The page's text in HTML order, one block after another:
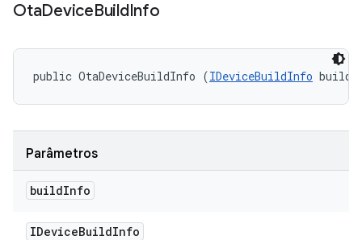
OtaDeviceBuildInfo
public OtaDeviceBuildInfo (IDeviceBuildInfo
Parâmetros
buildInfo
IDeviceBuildInfo